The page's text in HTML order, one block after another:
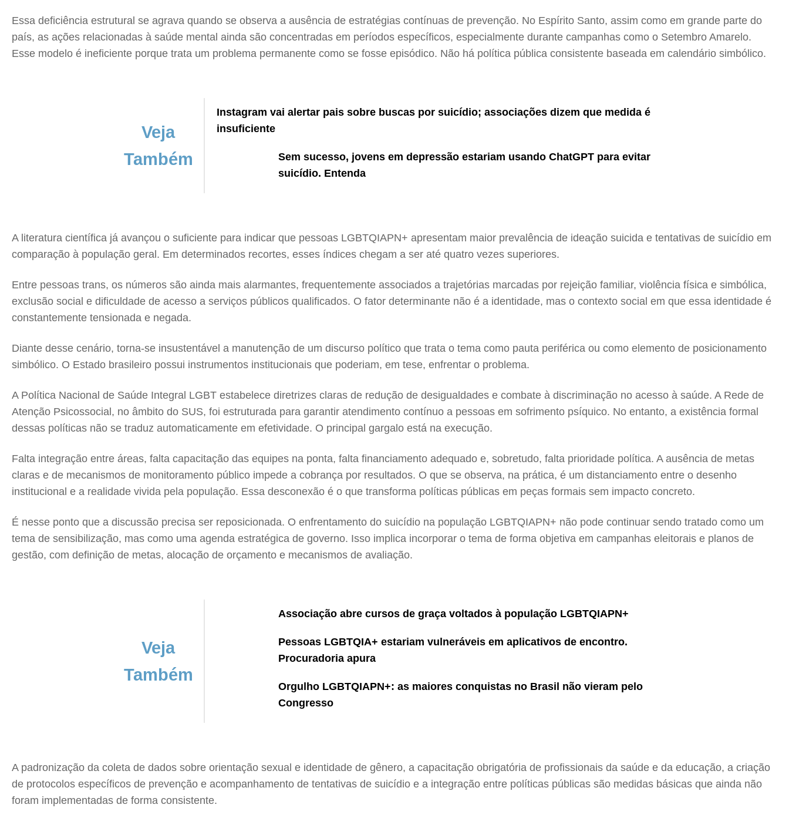
Essa deficiência estrutural se agrava quando se observa a ausência de estratégias contínuas de prevenção. No Espírito Santo, assim como em grande parte do
país, as ações relacionadas à saúde mental ainda são concentradas em períodos específicos, especialmente durante campanhas como o Setembro Amarelo.
Esse modelo é ineficiente porque trata um problema permanente como se fosse episódico. Não há política pública consistente baseada em calendário simbólico.
Veja
Também
Instagram vai alertar pais sobre buscas por suicídio; associações dizem que medida é
insuficiente
Sem sucesso, jovens em depressão estariam usando ChatGPT para evitar
suicídio. Entenda
A literatura científica já avançou o suficiente para indicar que pessoas LGBTQIAPN+ apresentam maior prevalência de ideação suicida e tentativas de suicídio em
comparação à população geral. Em determinados recortes, esses índices chegam a ser até quatro vezes superiores.
Entre pessoas trans, os números são ainda mais alarmantes, frequentemente associados a trajetórias marcadas por rejeição familiar, violência física e simbólica,
exclusão social e dificuldade de acesso a serviços públicos qualificados. O fator determinante não é a identidade, mas o contexto social em que essa identidade é
constantemente tensionada e negada.
Diante desse cenário, torna-se insustentável a manutenção de um discurso político que trata o tema como pauta periférica ou como elemento de posicionamento
simbólico. O Estado brasileiro possui instrumentos institucionais que poderiam, em tese, enfrentar o problema.
A Política Nacional de Saúde Integral LGBT estabelece diretrizes claras de redução de desigualdades e combate à discriminação no acesso à saúde. A Rede de
Atenção Psicossocial, no âmbito do SUS, foi estruturada para garantir atendimento contínuo a pessoas em sofrimento psíquico. No entanto, a existência formal
dessas políticas não se traduz automaticamente em efetividade. O principal gargalo está na execução.
Falta integração entre áreas, falta capacitação das equipes na ponta, falta financiamento adequado e, sobretudo, falta prioridade política. A ausência de metas
claras e de mecanismos de monitoramento público impede a cobrança por resultados. O que se observa, na prática, é um distanciamento entre o desenho
institucional e a realidade vivida pela população. Essa desconexão é o que transforma políticas públicas em peças formais sem impacto concreto.
É nesse ponto que a discussão precisa ser reposicionada. O enfrentamento do suicídio na população LGBTQIAPN+ não pode continuar sendo tratado como um
tema de sensibilização, mas como uma agenda estratégica de governo. Isso implica incorporar o tema de forma objetiva em campanhas eleitorais e planos de
gestão, com definição de metas, alocação de orçamento e mecanismos de avaliação.
Veja
Também
Associação abre cursos de graça voltados à população LGBTQIAPN+
Pessoas LGBTQIA+ estariam vulneráveis em aplicativos de encontro.
Procuradoria apura
Orgulho LGBTQIAPN+: as maiores conquistas no Brasil não vieram pelo
Congresso
A padronização da coleta de dados sobre orientação sexual e identidade de gênero, a capacitação obrigatória de profissionais da saúde e da educação, a criação
de protocolos específicos de prevenção e acompanhamento de tentativas de suicídio e a integração entre políticas públicas são medidas básicas que ainda não
foram implementadas de forma consistente.